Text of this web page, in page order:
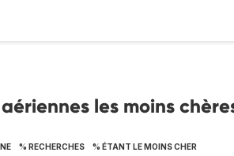
les moins
% RECHERCHES % ÉTANT LE MOINS CHER